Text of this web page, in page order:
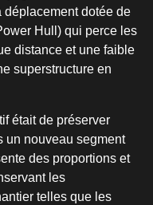
déplacement dotée de
Hull) qui perce les
distance et une faible
superstructure en
était de préserver
un nouveau segment
des proportions et
les
telles que les